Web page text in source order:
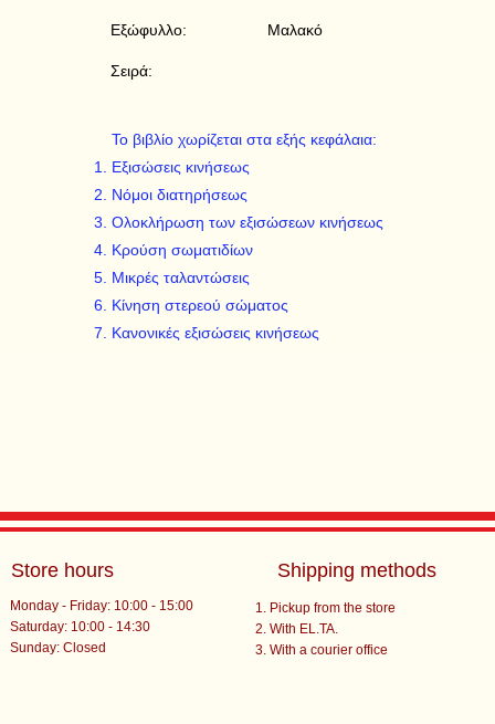
Εξώφυλλο:
Σειρά:
Μαλακό
Το βιβλίο χωρίζεται στα εξής κεφάλαια:
Εξισώσεις κινήσεως
Νόμοι διατηρήσεως
Ολοκλήρωση των εξισώσεων κινήσεως
Κρούση σωματιδίων
Μικρές ταλαντώσεις
Κίνηση στερεού σώματος
Κανονικές εξισώσεις κινήσεως
Store hours
Monday - Friday: 10:00 - 15:00
Saturday: 10:00 - 14:30
​Sunday: Closed
Shipping methods
Pickup from the store
With EL.TA.
With a courier office